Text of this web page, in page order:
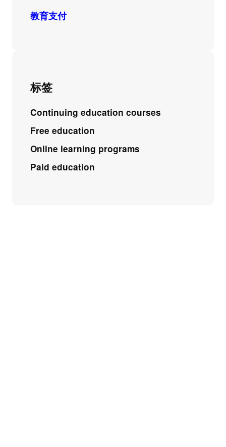
教育支付
标签
Continuing education courses
Free education
Online learning programs
Paid education